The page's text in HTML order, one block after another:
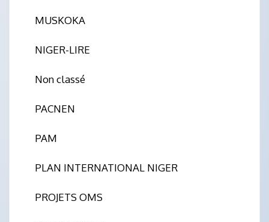
MUSKOKA
NIGER-LIRE
Non classé
PACNEN
PAM
PLAN INTERNATIONAL NIGER
PROJETS OMS